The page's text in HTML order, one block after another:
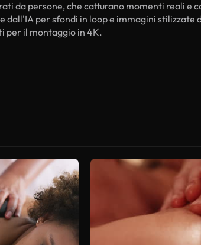
da persone, che catturano momenti reali e
dall'IA per sfondi in loop e immagini stilizzate
per il montaggio in 4K.